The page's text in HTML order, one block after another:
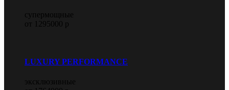
супермощные
от 1295000 р
LUXURY PERFORMANCE
эксклюзивные